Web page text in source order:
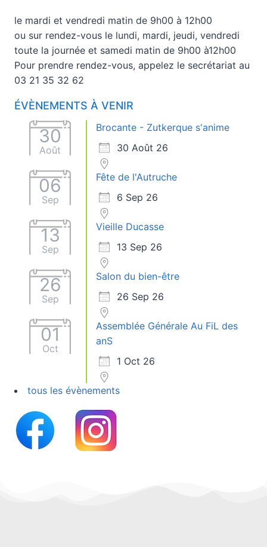
le mardi et vendredi matin de 9h00 à 12h00
ou sur rendez-vous le lundi, mardi, jeudi, vendredi
toute la journée et samedi matin de 9h00 à12h00
Pour prendre rendez-vous, appelez le secrétariat au
03 21 35 32 62
ÉVÈNEMENTS À VENIR
30
Août
Brocante - Zutkerque s'anime
30 Août 26
06
Sep
Fête de l'Autruche
6 Sep 26
13
Sep
Vieille Ducasse
13 Sep 26
26
Sep
Salon du bien-être
26 Sep 26
01
Oct
Assemblée Générale Au FiL des
anS
1 Oct 26
tous les évènements